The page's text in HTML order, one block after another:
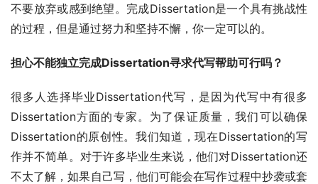
不要放弃或感到绝望。完成Dissertation是一个具有挑战性
的过程，但是通过努力和坚持不懈，你一定可以的。
担心不能独立完成Dissertation寻求代写帮助可行吗？
很多人选择毕业Dissertation代写，是因为代写中有很多
Dissertation方面的专家。为了保证质量，我们可以确保
Dissertation的原创性。我们知道，现在Dissertation的写
作并不简单。对于许多毕业生来说，他们对Dissertation还
不太了解，如果自己写，他们可能会在写作过程中抄袭或套